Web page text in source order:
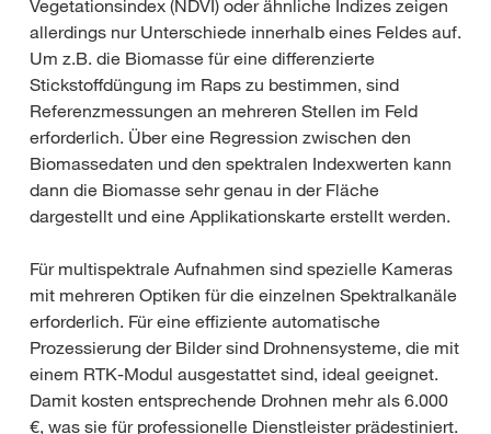
Vegetationsindex (NDVI) oder ähnliche Indizes zeigen
allerdings nur Unterschiede innerhalb eines Feldes auf.
Um z.B. die Biomasse für eine differenzierte
Stickstoffdüngung im Raps zu bestimmen, sind
Referenzmessungen an mehreren Stellen im Feld
erforderlich. Über eine Regression zwischen den
Biomassedaten und den spektralen Indexwerten kann
dann die Biomasse sehr genau in der Fläche
dargestellt und eine Applikationskarte erstellt werden.
Für multispektrale Aufnahmen sind spezielle Kameras
mit mehreren Optiken für die einzelnen Spektralkanäle
erforderlich. Für eine effiziente automatische
Prozessierung der Bilder sind Drohnensysteme, die mit
einem RTK-Modul ausgestattet sind, ideal geeignet.
Damit kosten entsprechende Drohnen mehr als 6.000
€, was sie für professionelle Dienstleister prädestiniert.